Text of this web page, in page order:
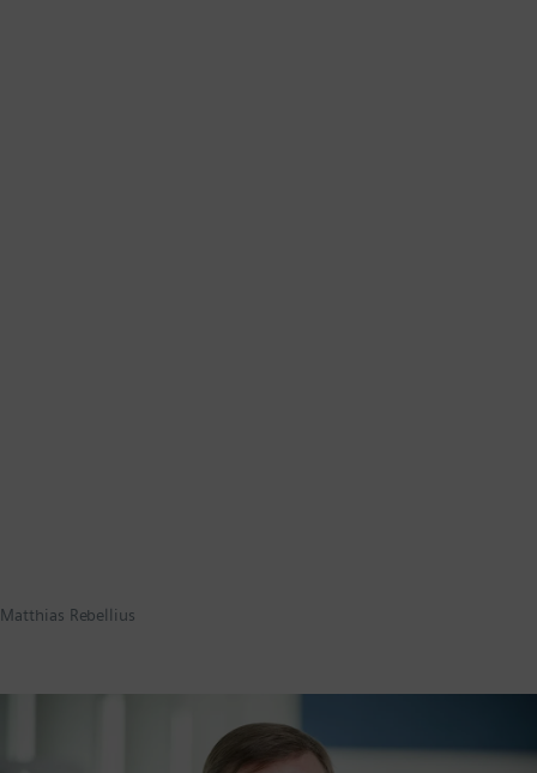
Matthias Rebellius